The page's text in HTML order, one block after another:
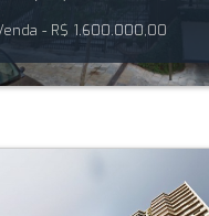
- R$ 1.600.000,00